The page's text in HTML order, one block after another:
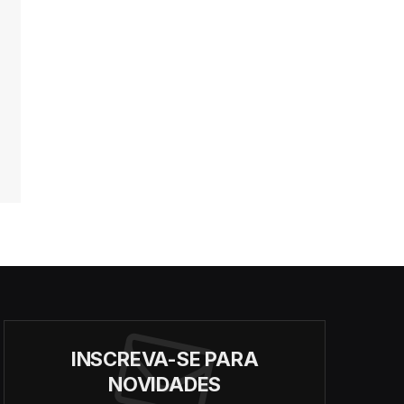
INSCREVA-SE PARA
NOVIDADES